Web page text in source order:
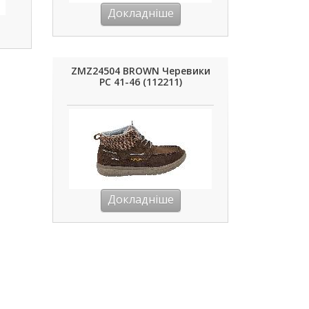
Докладніше
ZMZ24504 BROWN Черевики
РС 41-46 (112211)
Докладніше